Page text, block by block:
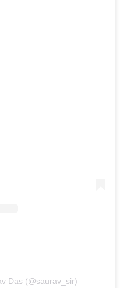
Das (@saurav_sir)